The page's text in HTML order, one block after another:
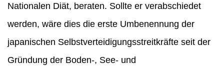
Nationalen Diät, beraten. Sollte er verabschiedet
werden, wäre dies die erste Umbenennung der
japanischen Selbstverteidigungsstreitkräfte seit der
Gründung der Boden-, See- und